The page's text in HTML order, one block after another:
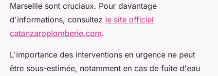
Marseille sont cruciaux. Pour davantage
d'informations, consultez le site officiel
catanzaroplomberie.com.
L'importance des interventions en urgence ne peut
être sous-estimée, notamment en cas de fuite d'eau